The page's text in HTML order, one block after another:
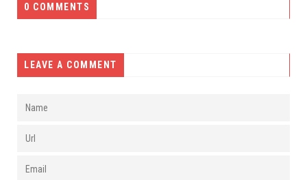
0 COMMENTS
LEAVE A COMMENT